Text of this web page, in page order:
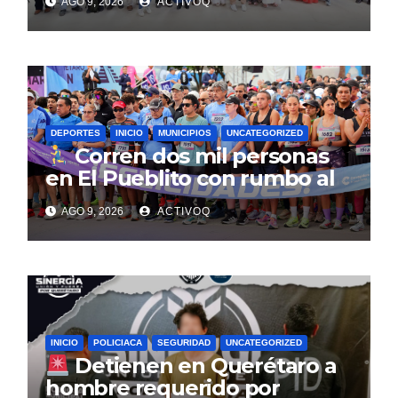
DEPORTES INICIO MUNICIPIOS UNCATEGORIZED
Corren dos mil personas
en El Pueblito con rumbo al
Querétaro Maratón 2026
AGO 9, 2026 ACTIVOQ
INICIO POLICIACA SEGURIDAD UNCATEGORIZED
Detienen en Querétaro a
hombre requerido por